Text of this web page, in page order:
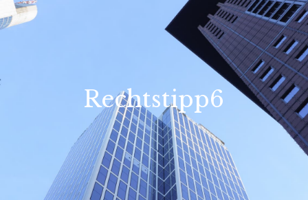
Rechtstipp6